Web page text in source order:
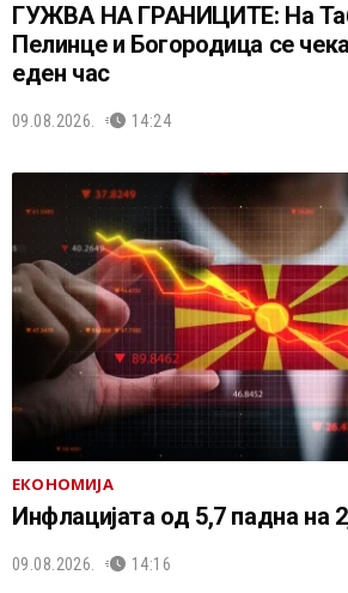
ГУЖВА НА ГРАНИЦИТЕ: На
Пелинце и Богородица се
еден час
09.08.2026. 14:24
ЕКОНОМИЈА
Инфлацијата од 5,7 падна на
09.08.2026. 14:16